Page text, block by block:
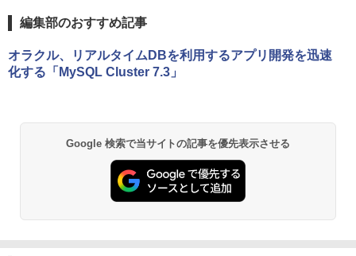
編集部のおすすめ記事
オラクル、リアルタイムDBを利用するアプリ開発を迅速
化する「MySQL Cluster 7.3」
Google 検索で当サイトの記事を優先表示させる